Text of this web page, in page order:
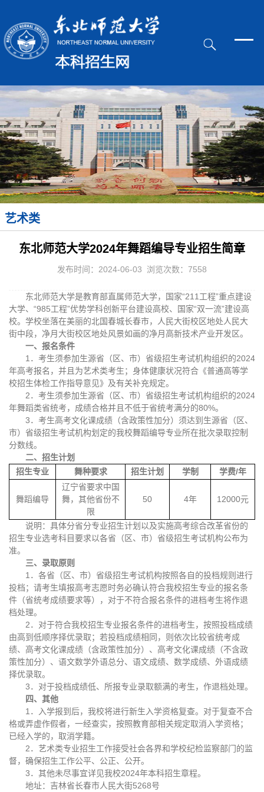
艺术类
东北师范大学2024年舞蹈编导专业招生简章
发布时间：2024-06-03 浏览次数： 7558
东北师范大学是教育部直属师范大学，国家“211工程”重点建设
大学、“985工程”优势学科创新平台建设高校、国家“双一流”建设高
校。学校坐落在美丽的北国春城长春市，人民大街校区地处人民大
街中段，净月大街校区地处风景如画的净月高新技术产业开发区。
一、报名条件
1．考生须参加生源省（区、市）省级招生考试机构组织的2024
年高考报名，并且为艺术类考生；身体健康状况符合《普通高等学
校招生体检工作指导意见》及有关补充规定。
2．考生须参加生源省（区、市）省级招生考试机构组织的2024
年舞蹈类省统考，成绩合格并且不低于省统考满分的80%。
3．考生高考文化课成绩（含政策性加分）须达到生源省（区、
市）省级招生考试机构划定的我校舞蹈编导专业所在批次录取控制
分数线。
二、招生计划
招生专业
舞种要求 招生计划 学制 学费/年
舞蹈编导
辽宁省要求中国
舞，其他省份不
限
50 4年 12000元
说明：具体分省分专业招生计划以及实施高考综合改革省份的
招生专业选考科目要求以各省（区、市）省级招生考试机构公布为
准。
三、录取原则
1．各省（区、市）省级招生考试机构按照各自的投档规则进行
投档；请考生填报高考志愿时务必确认符合我校招生专业的报名条
件（省统考成绩要求等），对于不符合报名条件的进档考生将作退
档处理。
2．对于符合我校招生专业报名条件的进档考生，按照投档成绩
由高到低顺序择优录取；若投档成绩相同，则依次比较省统考成
绩、高考文化课成绩（含政策性加分）、高考文化课成绩（不含政
策性加分）、语文数学外语总分、语文成绩、数学成绩、外语成绩
择优录取。
3．对于投档成绩低、所报专业录取额满的考生，作退档处理。
四、其他
1．入学报到后，我校将进行新生入学资格复查。对于复查不合
格或弄虚作假者，一经查实，按照教育部相关规定取消入学资格；
已经入学的，取消学籍。
2．艺术类专业招生工作接受社会各界和学校纪检监察部门的监
督，确保招生工作公平、公正、公开。
3．其他未尽事宜详见我校2024年本科招生章程。
地址：吉林省长春市人民大街5268号